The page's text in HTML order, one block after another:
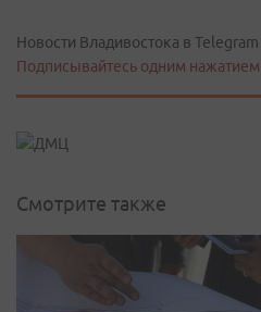
Новости Владивостока в
Подписывайтесь одним
Смотрите также